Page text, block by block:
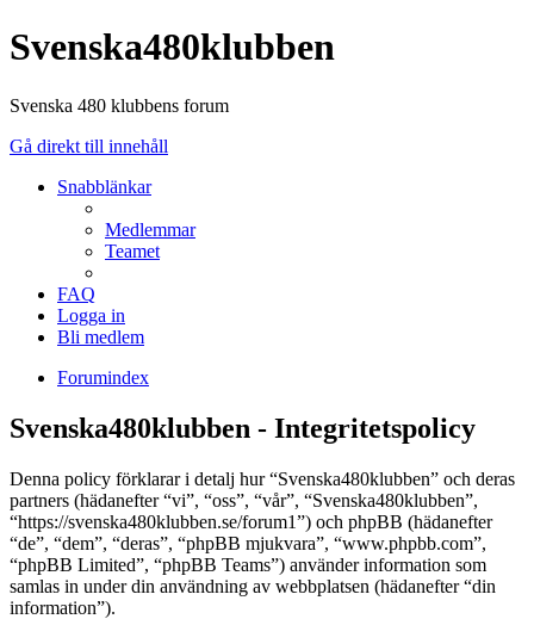
Svenska480klubben
Svenska 480 klubbens forum
Gå direkt till innehåll
Snabblänkar
Medlemmar
Teamet
FAQ
Logga in
Bli medlem
Forumindex
Svenska480klubben - Integritetspolicy
Denna policy förklarar i detalj hur “Svenska480klubben” och deras
partners (hädanefter “vi”, “oss”, “vår”, “Svenska480klubben”,
“https://svenska480klubben.se/forum1”) och phpBB (hädanefter
“de”, “dem”, “deras”, “phpBB mjukvara”, “www.phpbb.com”,
“phpBB Limited”, “phpBB Teams”) använder information som
samlas in under din användning av webbplatsen (hädanefter “din
information”).